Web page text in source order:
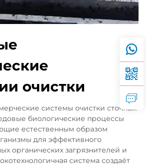
очистки
системы очистки сточных
биологические процессы
естественным образом
для эффективного
органических загрязнителей и
система создаёт